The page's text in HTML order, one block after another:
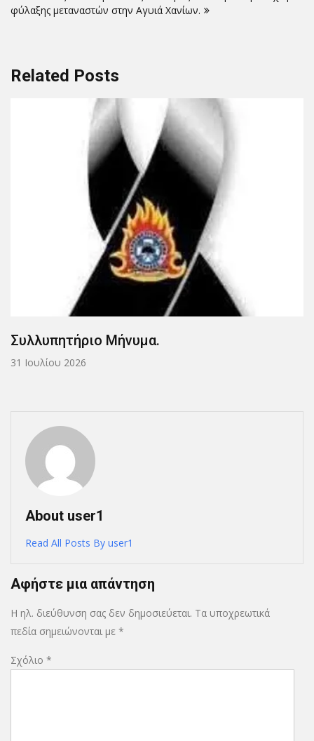
φύλαξης μεταναστών στην Αγυιά Χανίων.
Related Posts
Συλλυπητήριο Μήνυμα.
31 Ιουλίου 2026
About user1
Read All Posts By user1
Αφήστε μια απάντηση
Η ηλ. διεύθυνση σας δεν δημοσιεύεται. Τα υποχρεωτικά
πεδία σημειώνονται με *
Σχόλιο *